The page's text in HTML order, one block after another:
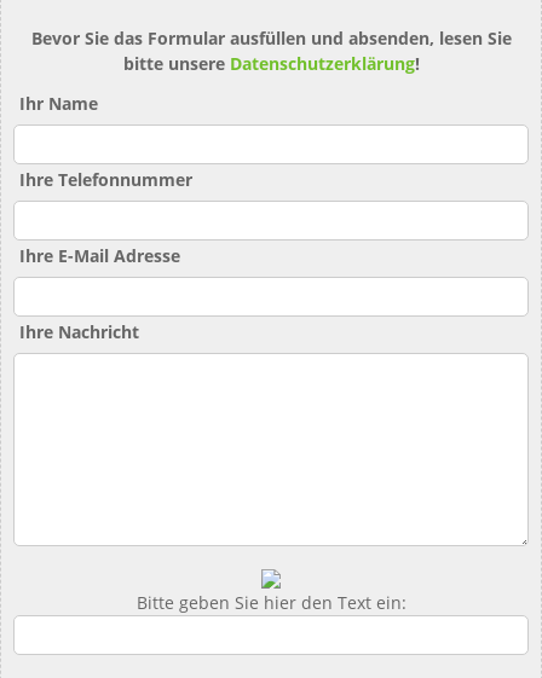
Bevor Sie das Formular ausfüllen und absenden, lesen Sie
bitte unsere Datenschutzerklärung!
Ihr Name
Ihre Telefonnummer
Ihre E-Mail Adresse
Ihre Nachricht
Bitte geben Sie hier den Text ein: